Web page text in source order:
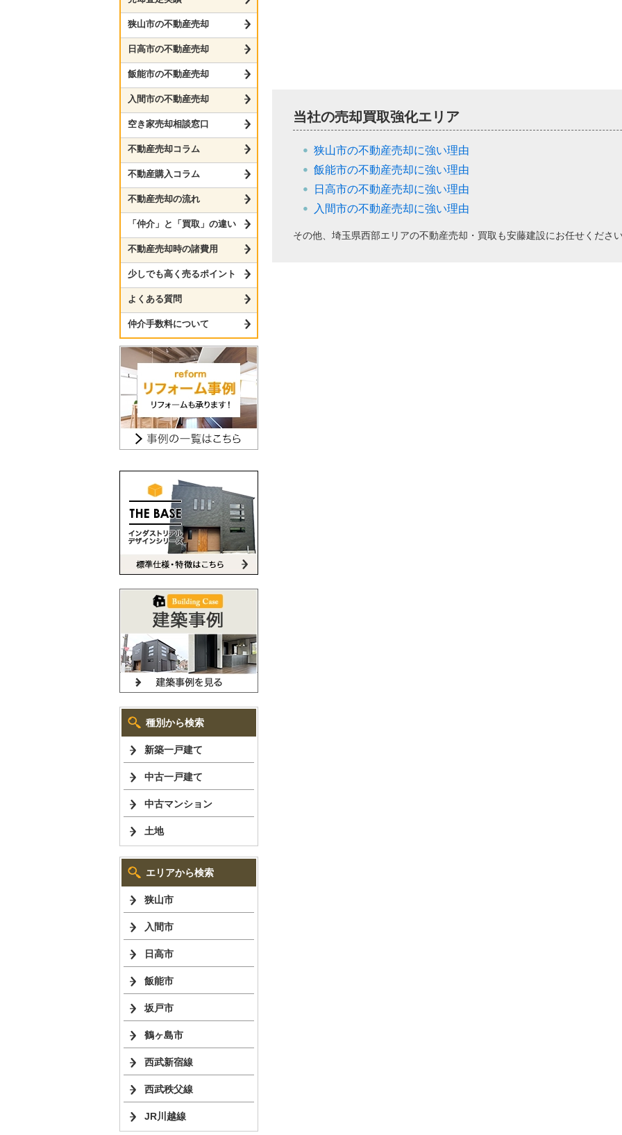
当社の売却買取強化エリア
狭山市の不動産売却に強い理由
飯能市の不動産売却に強い理由
日高市の不動産売却に強い理由
入間市の不動産売却に強い理由
その他、埼玉県西部エリアの不動産売却・買取も安藤建設にお任せくださ
狭山市の不動産売却
日高市の不動産売却
飯能市の不動産売却
入間市の不動産売却
空き家売却相談窓口
不動産売却コラム
不動産購入コラム
不動産売却の流れ
「仲介」と「買取」の違い
不動産売却時の諸費用
少しでも高く売るポイント
よくある質問
仲介手数料について
種別から検索
新築一戸建て
中古一戸建て
中古マンション
土地
エリアから検索
狭山市
入間市
日高市
飯能市
坂戸市
鶴ヶ島市
西武新宿線
西武秩父線
JR川越線